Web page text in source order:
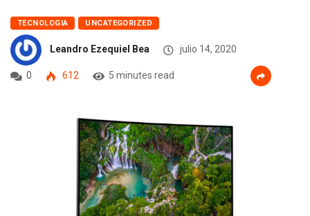
TECNOLOGIA UNCATEGORIZED
Leandro Ezequiel Bea julio 14, 2020
0 612 5 minutes read